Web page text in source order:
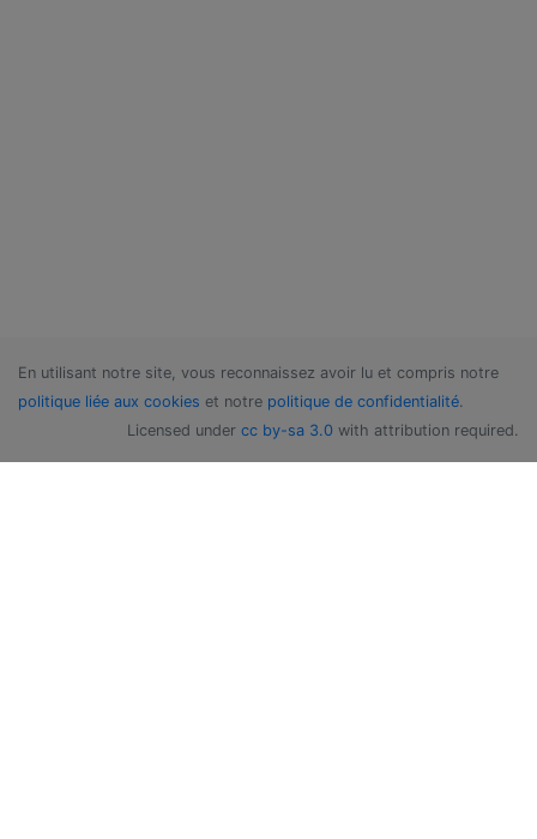
En utilisant notre site, vous reconnaissez avoir lu et compris notre
politique liée aux cookies et notre politique de confidentialité.
Licensed under cc by-sa 3.0 with attribution required.